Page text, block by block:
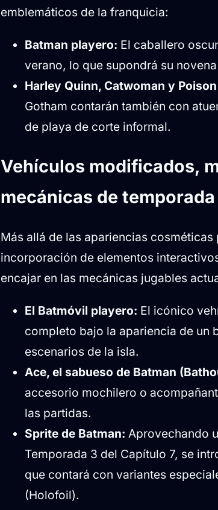
emblemáticos de la franquicia:
Batman playero: El caballero
verano, lo que supondrá su
Harley Quinn, Catwoman y
Gotham contarán también con
de playa de corte informal.
Vehículos modificados,
mecánicas de temporada
Más allá de las apariencias
incorporación de elementos
encajar en las mecánicas jugables
El Batmóvil playero: El icónico
completo bajo la apariencia de un
escenarios de la isla.
Ace, el sabueso de Batman
accesorio mochilero o
las partidas.
Sprite de Batman: Aprovechando
Temporada 3 del Capítulo 7, se
que contará con variantes
(Holofoil).